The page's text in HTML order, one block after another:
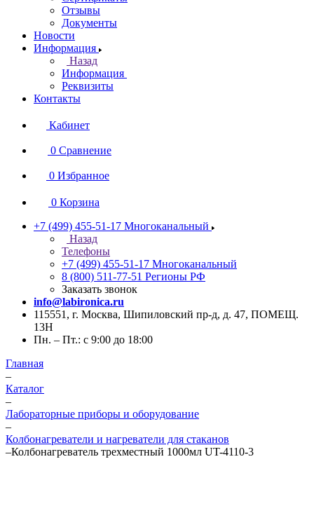
Отзывы
Документы
Новости
Информация
Назад
Информация
Реквизиты
Контакты
Кабинет
0 Сравнение
0 Избранное
0 Корзина
+7 (499) 455-51-17 Многоканальный
Назад
Телефоны
+7 (499) 455-51-17 Многоканальный
8 (800) 511-77-51 Регионы РФ
Заказать звонок
info@labironica.ru
115551, г. Москва, Шипиловский пр-д, д. 47, ПОМЕЩ.
13Н
Пн. – Пт.: с 9:00 до 18:00
Главная
–
Каталог
–
Лабораторные приборы и оборудование
–
Колбонагреватели и нагреватели для стаканов
–Колбонагреватель трехместный 1000мл UT-4110-3